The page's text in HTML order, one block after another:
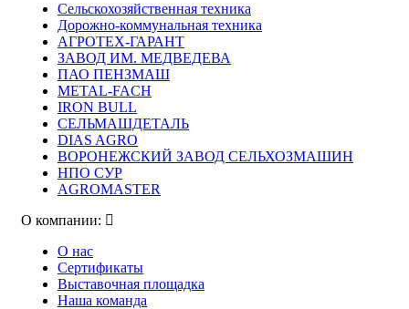
Сельскохозяйственная техника
Дорожно-коммунальная техника
АГРОТЕХ-ГАРАНТ
ЗАВОД ИМ. МЕДВЕДЕВА
ПАО ПЕНЗМАШ
METAL-FACH
IRON BULL
СЕЛЬМАШДЕТАЛЬ
DIAS AGRO
ВОРОНЕЖСКИЙ ЗАВОД СЕЛЬХОЗМАШИН
НПО СУР
AGROMASTER
О компании:
О нас
Сертификаты
Выставочная площадка
Наша команда